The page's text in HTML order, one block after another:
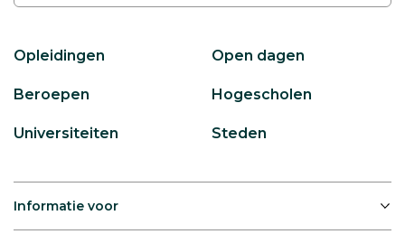
Opleidingen Open dagen
Beroepen Hogescholen
Universiteiten Steden
Informatie voor